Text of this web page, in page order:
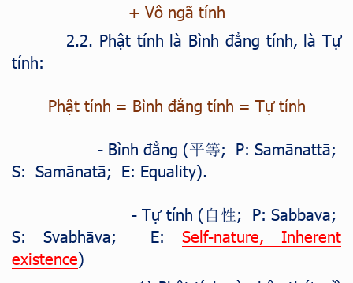
+ Vô ngã tính
2.2. Phật tính là Bình đẳng tính, là Tự
tính:
Phật tính = Bình đẳng tính = Tự tính
- Bình đẳng (平等; P: Samānattā;
S: Samānatā; E: Equality).
- Tự tính ( 自性; P: Sabbāva;
S: Svabhāva; E:Self-nature, Inherent
existence)